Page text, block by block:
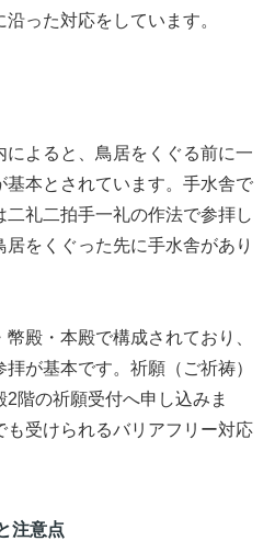
った対応をしています。
よると、鳥居をくぐる前に一
本とされています。手水舎で
礼二拍手一礼の作法で参拝し
をくぐった先に手水舎があり
殿・本殿で構成されており、
が基本です。祈願（ご祈祷）
階の祈願受付へ申し込みま
受けられるバリアフリー対応
注意点